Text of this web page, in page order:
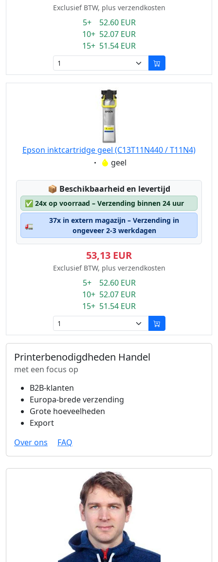
Exclusief BTW, plus verzendkosten
5+ 52.60 EUR
10+ 52.07 EUR
15+ 51.54 EUR
Epson inktcartridge geel (C13T11N440 / T11N4)
Eigenschaft:
geel
📦 Lagerstatus:
Beschikbaarheid en levertijd
✅ 24x op voorraad – Verzending binnen 24 uur
🚛
37x in extern magazijn – Verzending in
ongeveer 2-3 werkdagen
53,13 EUR
Exclusief BTW, plus verzendkosten
5+ 52.60 EUR
10+ 52.07 EUR
15+ 51.54 EUR
Printerbenodigdheden Handel
met een focus op
B2B-klanten
Europa-brede verzending
Grote hoeveelheden
Export
Over ons
FAQ